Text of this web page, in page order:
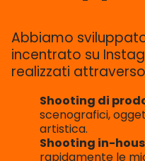
Abbiamo
incentrato su
realizzati
Shooting di
scenografici,
artistica.
Shooting in-
rapidamente le